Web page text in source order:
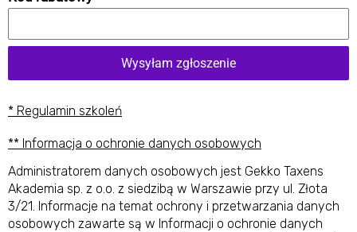
Wysyłam zgłoszenie
* Regulamin szkoleń
** Informacja o ochronie danych osobowych
Administratorem danych osobowych jest Gekko Taxens
Akademia sp. z o.o. z siedzibą w Warszawie przy ul. Złota
3/21. Informacje na temat ochrony i przetwarzania danych
osobowych zawarte są w Informacji o ochronie danych